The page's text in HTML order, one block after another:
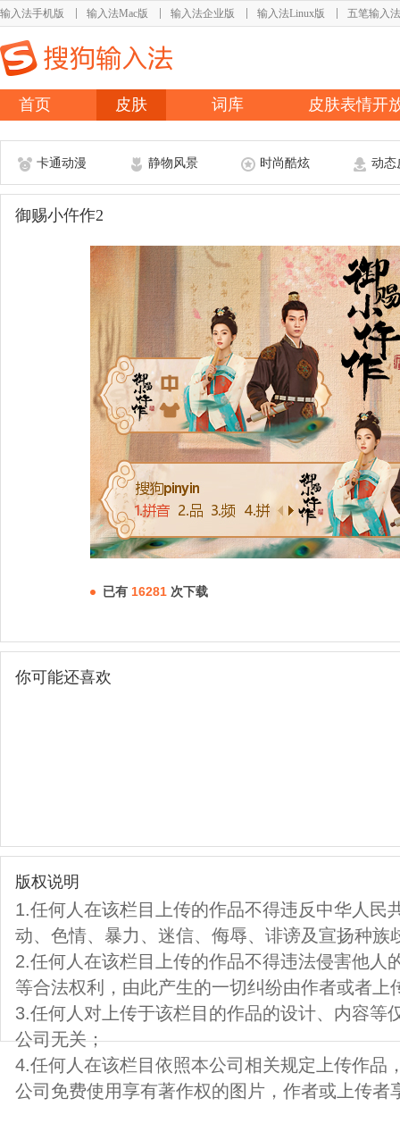
输入法手机版 输入法Mac版 输入法企业版 输入法Linux版 五笔输入法
首页 皮肤 词库 皮肤表情开
卡通动漫 静物风景 时尚酷炫 动态
御赐小仵作2
已有 16281 次下载
你可能还喜欢
版权说明
1.任何人在该栏目上传的作品不得违反中华人民
动、色情、暴力、迷信、侮辱、诽谤及宣扬种族
2.任何人在该栏目上传的作品不得违法侵害他人
等合法权利，由此产生的一切纠纷由作者或者上
3.任何人对上传于该栏目的作品的设计、内容等
公司无关；
4.任何人在该栏目依照本公司相关规定上传作品
公司免费使用享有著作权的图片，作者或上传者